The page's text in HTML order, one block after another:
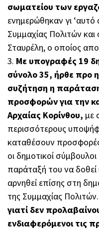
σωματείου των
ενημερώθηκαν γι
Συμμαχίας Πολιτών
Σταυρέλη, ο οποίος
3. Με υπογραφές 19
σύνολο 35, ήρθε προ
συζήτηση η
προσφορών για την
Αρχαίας Κορίνθου, με
περισσότερους
καταθέσουν
οι δημοτικοί
παράταξή του να
αρνηθεί επίσης στη
της Συμμαχίας Πολιτών.
γιατί δεν
ενδιαφερόμενοι τις